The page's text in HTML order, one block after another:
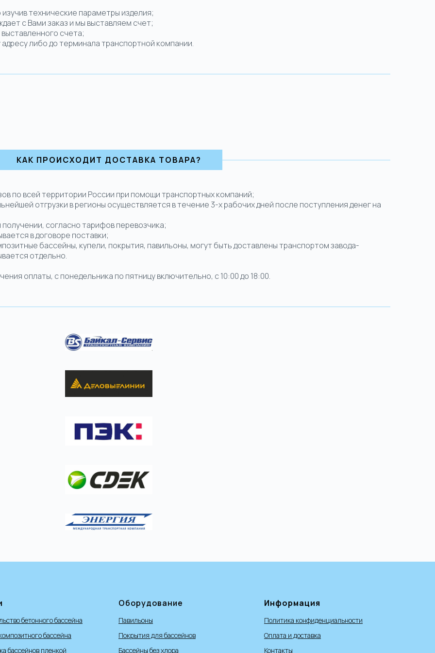
технические параметры изделия;
с Вами заказ и мы выставляем счет;
счета;
либо до терминала транспортной компании.
КАК ПРОИСХОДИТ ДОСТАВКА ТОВАРА?
по всей территории России при помощи транспортных компаний;
отгрузки в регионы осуществляется в течение 3-х рабочих дней после поступления денег на
согласно тарифов перевозчика;
в договоре поставки;
бассейны, купели, покрытия, павильоны, могут быть доставлены транспортом завода-
отдельно.
оплаты, с понедельника по пятницу включительно, с 10:00 до 18:00.
бетонного бассейна
бассейна
бассейнов пленкой
Оборудование
Павильоны
Покрытия для бассейнов
Бассейны без хлора
Информация
Политика конфиденциальности
Оплата и доставка
Контакты